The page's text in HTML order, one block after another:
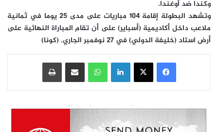
وكندا ضد أوغندا.
وتشهد البطولة إقامة 104 مباريات على مدى 25 يوما في ثمانية
ملاعب داخل أكاديمية (أسباير) على أن تقام المباراة النهائية على
أرض استاد (خليفة الدولي) في 27 نوفمبر الجاري. (كونا)
فيسبوك‫X لينكدإنواتساب مشاركة عبر البريد طباعة